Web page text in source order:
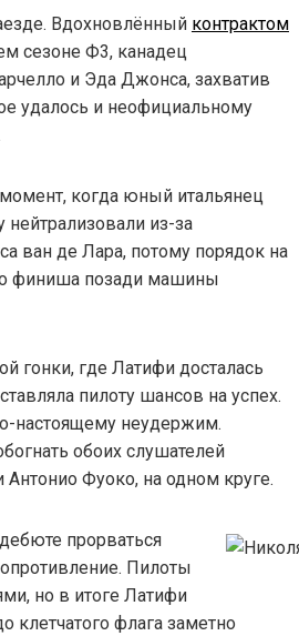
Вдохновлённый контрактом
сезоне Ф3, канадец
и Эда Джонса, захватив
удалось и неофициальному
когда юный итальянец
нейтрализовали из-за
ван де Лара, потому порядок на
финиша позади машины
гонки, где Латифи досталась
пилоту шансов на успех.
настоящему неудержим.
обоих слушателей
Фуоко, на одном круге.
прорваться
Пилоты
но в итоге Латифи
клетчатого флага заметно